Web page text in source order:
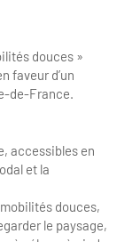
douces »
faveur d’un
de-France.
accessibles en
et la
douces,
le paysage,